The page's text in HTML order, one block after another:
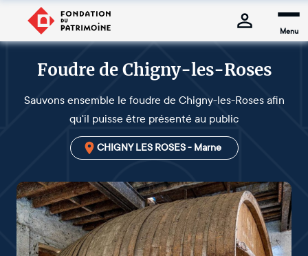
Menu
Foudre de Chigny-les-Roses
Sauvons ensemble le foudre de Chigny-les-Roses afin
qu'il puisse être présenté au public
CHIGNY LES ROSES - Marne